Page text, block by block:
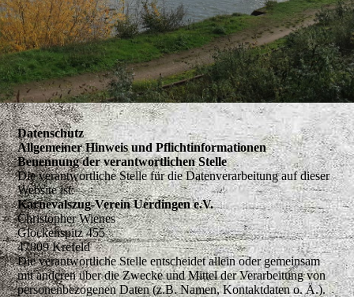
Datenschutz
Allgemeiner Hinweis und Pflichtinformationen
Benennung der verantwortlichen Stelle
Die verantwortliche Stelle für die Datenverarbeitung auf dieser
Website ist:
Karnevalszug-Verein Uerdingen e.V.
Christopher Wienes
Glockenspitz 455
47809 Krefeld
Die verantwortliche Stelle entscheidet allein oder gemeinsam
mit anderen über die Zwecke und Mittel der Verarbeitung von
personenbezogenen Daten (z.B. Namen, Kontaktdaten o. Ä.).